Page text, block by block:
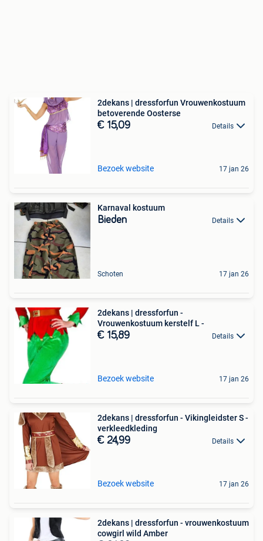
2dekans | dressforfun Vrouwenkostuum
betoverende Oosterse
€ 15,09 Details
Bezoek website 17 jan 26
Karnaval kostuum
Bieden Details
Schoten 17 jan 26
2dekans | dressforfun -
Vrouwenkostuum kerstelf L -
€ 15,89 Details
Bezoek website 17 jan 26
2dekans | dressforfun - Vikingleidster S -
verkleedkleding
€ 24,99 Details
Bezoek website 17 jan 26
2dekans | dressforfun - vrouwenkostuum
cowgirl wild Amber